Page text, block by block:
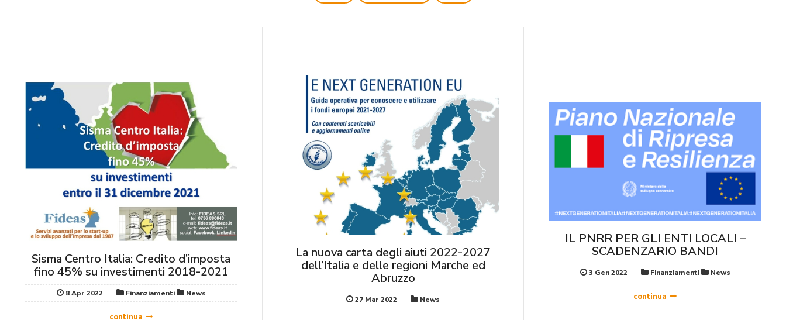
Sisma Centro Italia: Credito d’imposta
fino 45% su investimenti 2018-2021
8 Apr 2022 Finanziamenti News
continua
La nuova carta degli aiuti 2022-2027
dell’Italia e delle regioni Marche ed
Abruzzo
27 Mar 2022 News
IL PNRR PER GLI ENTI LOCALI –
SCADENZARIO BANDI
3 Gen 2022 Finanziamenti News
continua